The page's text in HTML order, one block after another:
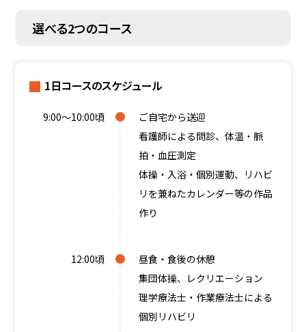
選べる2つのコース
1日コースのスケジュール
9:00～10:00頃
ご自宅から送迎
看護師による問診、体温・脈
拍・血圧測定
体操・入浴・個別運動、リハビ
リを兼ねたカレンダー等の作品
作り
12:00頃
昼食・食後の休憩
集団体操、レクリエーション
理学療法士・作業療法士による
個別リハビリ